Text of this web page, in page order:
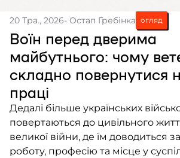
20 Тра., 2026- Остап Гребінка огляд
Воїн перед дверима
майбутнього: чому
складно повернутися
праці
Дедалі більше українських
повертаються до цивільного
великої війни, де їм доводиться
роботу, професію та місце у